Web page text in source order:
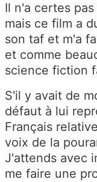
Il n'a certes
mais ce film a
son taf et m'a
et comme
science fiction
S'il y avait de
défaut à lui
Français
voix de la
J'attends avec
me faire une